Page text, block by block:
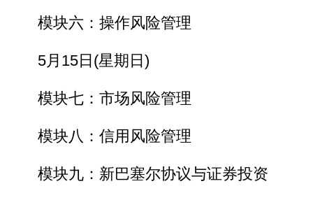
模块六：操作风险管理
5月15日(星期日)
模块七：市场风险管理
模块八：信用风险管理
模块九：新巴塞尔协议与证券投资